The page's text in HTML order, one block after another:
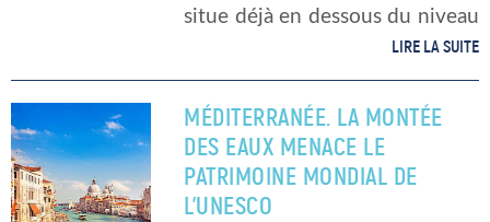
situe déjà en dessous du niveau
de la mer. Donc, on imagine
tempête dans les […]
LIRE LA SUITE
MÉDITERRANÉE. LA MONTÉE
DES EAUX MENACE LE
PATRIMOINE MONDIAL DE
L’UNESCO